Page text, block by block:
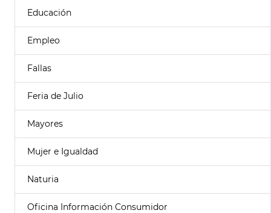
Educación
Empleo
Fallas
Feria de Julio
Mayores
Mujer e Igualdad
Naturia
Oficina Información Consumidor